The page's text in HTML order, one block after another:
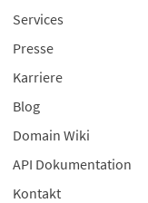
Services
Presse
Karriere
Blog
Domain Wiki
API Dokumentation
Kontakt